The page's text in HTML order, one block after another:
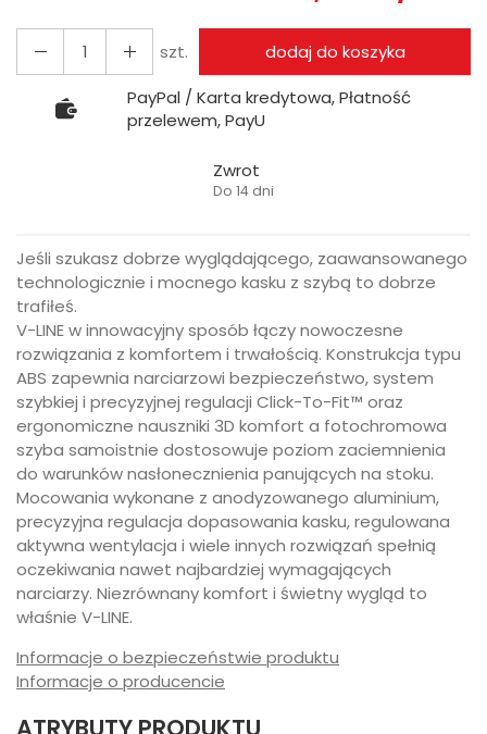
szt.
dodaj do koszyka
PayPal / Karta kredytowa, Płatność
przelewem, PayU
Zwrot
Do 14 dni
Jeśli szukasz dobrze wyglądającego, zaawansowanego
technologicznie i mocnego kasku z szybą to dobrze
trafiłeś.
V-LINE w innowacyjny sposób łączy nowoczesne
rozwiązania z komfortem i trwałością. Konstrukcja typu
ABS zapewnia narciarzowi bezpieczeństwo, system
szybkiej i precyzyjnej regulacji Click-To-Fit™ oraz
ergonomiczne nauszniki 3D komfort a fotochromowa
szyba samoistnie dostosowuje poziom zaciemnienia
do warunków nasłonecznienia panujących na stoku.
Mocowania wykonane z anodyzowanego aluminium,
precyzyjna regulacja dopasowania kasku, regulowana
aktywna wentylacja i wiele innych rozwiązań spełnią
oczekiwania nawet najbardziej wymagających
narciarzy. Niezrównany komfort i świetny wygląd to
właśnie V-LINE.
Informacje o bezpieczeństwie produktu
Informacje o producencie